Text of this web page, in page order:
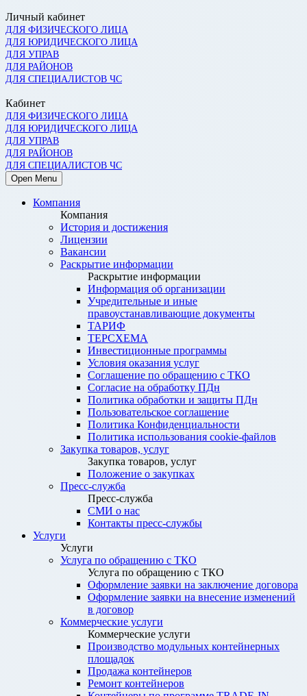
Личный кабинет
ДЛЯ ФИЗИЧЕСКОГО ЛИЦА
ДЛЯ ЮРИДИЧЕСКОГО ЛИЦА
ДЛЯ УПРАВ
ДЛЯ РАЙОНОВ
ДЛЯ СПЕЦИАЛИСТОВ ЧС
Кабинет
ДЛЯ ФИЗИЧЕСКОГО ЛИЦА
ДЛЯ ЮРИДИЧЕСКОГО ЛИЦА
ДЛЯ УПРАВ
ДЛЯ РАЙОНОВ
ДЛЯ СПЕЦИАЛИСТОВ ЧС
Open Menu
Компания
Компания
История и достижения
Лицензии
Вакансии
Раскрытие информации
Раскрытие информации
Информация об организации
Учредительные и иные
правоустанавливающие документы
ТАРИФ
ТЕРСХЕМА
Инвестиционные программы
Условия оказания услуг
Соглашение по обращению с ТКО
Согласие на обработку ПДн
Политика обработки и защиты ПДн
Пользовательское соглашение
Политика Конфиденциальности
Политика использования cookie-файлов
Закупка товаров, услуг
Закупка товаров, услуг
Положение о закупках
Пресс-служба
Пресс-служба
СМИ о нас
Контакты пресс-службы
Услуги
Услуги
Услуга по обращению с ТКО
Услуга по обращению с ТКО
Оформление заявки на заключение договора
Оформление заявки на внесение изменений
в договор
Коммерческие услуги
Коммерческие услуги
Производство модульных контейнерных
площадок
Продажа контейнеров
Ремонт контейнеров